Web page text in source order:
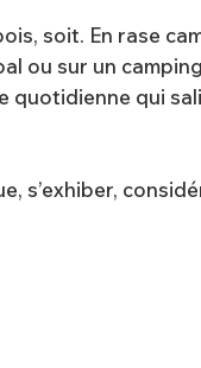
soit. En rase
ou sur un
quotidienne qui
s’exhiber,